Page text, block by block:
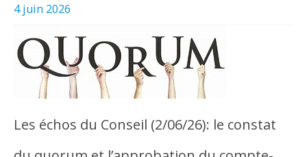
4 juin 2026
Les échos du Conseil (2/06/26): le constat